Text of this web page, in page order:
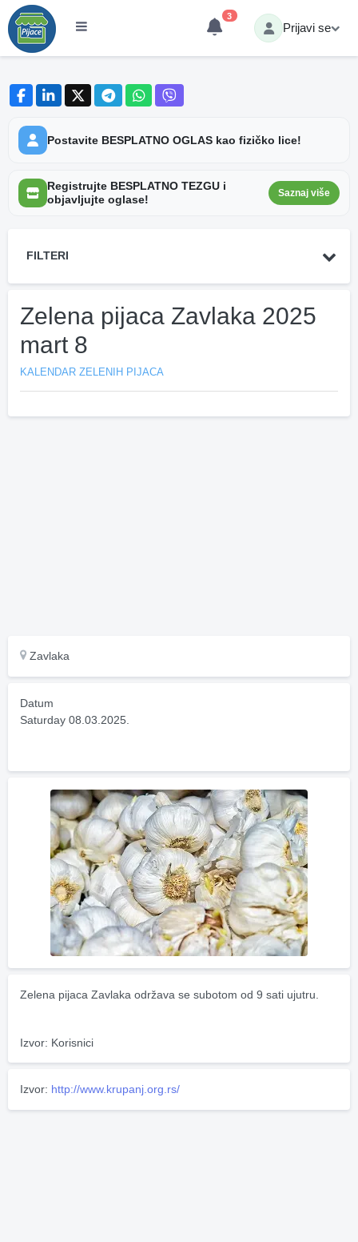
3
Prijavi se
Postavite BESPLATNO OGLAS kao fizičko lice!
Registrujte BESPLATNO TEZGU i
objavljujte oglase!
Saznaj više
FILTERI
Zelena pijaca Zavlaka 2025
mart 8
KALENDAR ZELENIH PIJACA
Zavlaka
Datum
Saturday 08.03.2025.
Zelena pijaca Zavlaka održava se subotom od 9 sati ujutru.
Izvor: Korisnici
Izvor: http://www.krupanj.org.rs/